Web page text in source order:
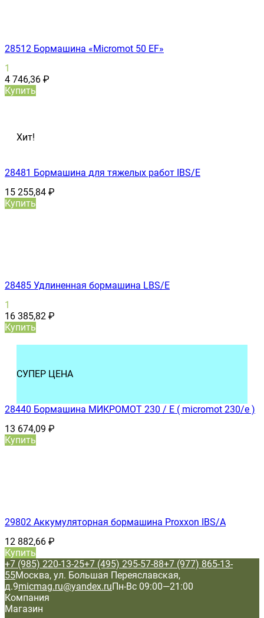
28512 Бормашина «Micromot 50 ЕF»
1
4 746,36 ₽
Купить
Хит!
28481 Бормашина для тяжелых работ IBS/E
15 255,84 ₽
Купить
28485 Удлиненная бормашина LBS/E
1
16 385,82 ₽
Купить
СУПЕР ЦЕНА
28440 Бормашина МИКРОМОТ 230 / E ( micromot 230/e )
13 674,09 ₽
Купить
29802 Аккумуляторная бормашина Proxxon IBS/A
12 882,66 ₽
Купить
+7 (985) 220-13-25+7 (495) 295-57-88+7 (977) 865-13-
55Москва, ул. Большая Переяславская,
д.9micmag.ru@yandex.ruПн-Вс 09:00—21:00
Компания
Магазин